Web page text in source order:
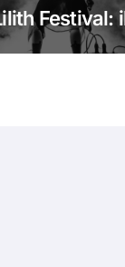
Festival: